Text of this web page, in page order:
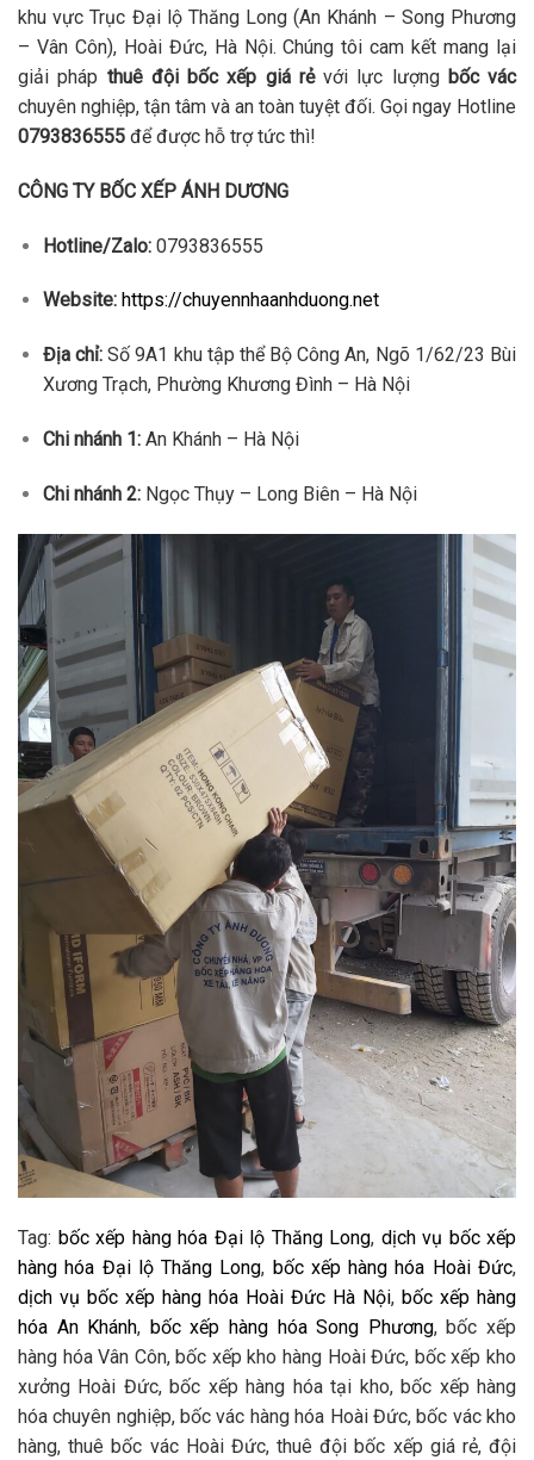
khu vực Trục Đại lộ Thăng Long (An Khánh – Song Phương
– Vân Côn), Hoài Đức, Hà Nội. Chúng tôi cam kết mang lại
giải pháp thuê đội bốc xếp giá rẻvới lực lượng bốc vác
chuyên nghiệp, tận tâm và an toàn tuyệt đối. Gọi ngay Hotline
0793836555 để được hỗ trợ tức thì!
CÔNG TY BỐC XẾP ÁNH DƯƠNG
Hotline/Zalo:0793836555
Website: https://chuyennhaanhduong.net
Địa chỉ:Số 9A1 khu tập thể Bộ Công An, Ngõ 1/62/23 Bùi
Xương Trạch, Phường Khương Đình – Hà Nội
Chi nhánh 1:An Khánh – Hà Nội
Chi nhánh 2:Ngọc Thụy – Long Biên – Hà Nội
Tag: bốc xếp hàng hóa Đại lộ Thăng Long, dịch vụ bốc xếp
hàng hóa Đại lộ Thăng Long, bốc xếp hàng hóa Hoài Đức,
dịch vụ bốc xếp hàng hóa Hoài Đức Hà Nội, bốc xếp hàng
hóa An Khánh, bốc xếp hàng hóa Song Phương, bốc xếp
hàng hóa Vân Côn, bốc xếp kho hàng Hoài Đức, bốc xếp kho
xưởng Hoài Đức, bốc xếp hàng hóa tại kho, bốc xếp hàng
hóa chuyên nghiệp, bốc vác hàng hóa Hoài Đức, bốc vác kho
hàng, thuê bốc vác Hoài Đức, thuê đội bốc xếp giá rẻ, đội